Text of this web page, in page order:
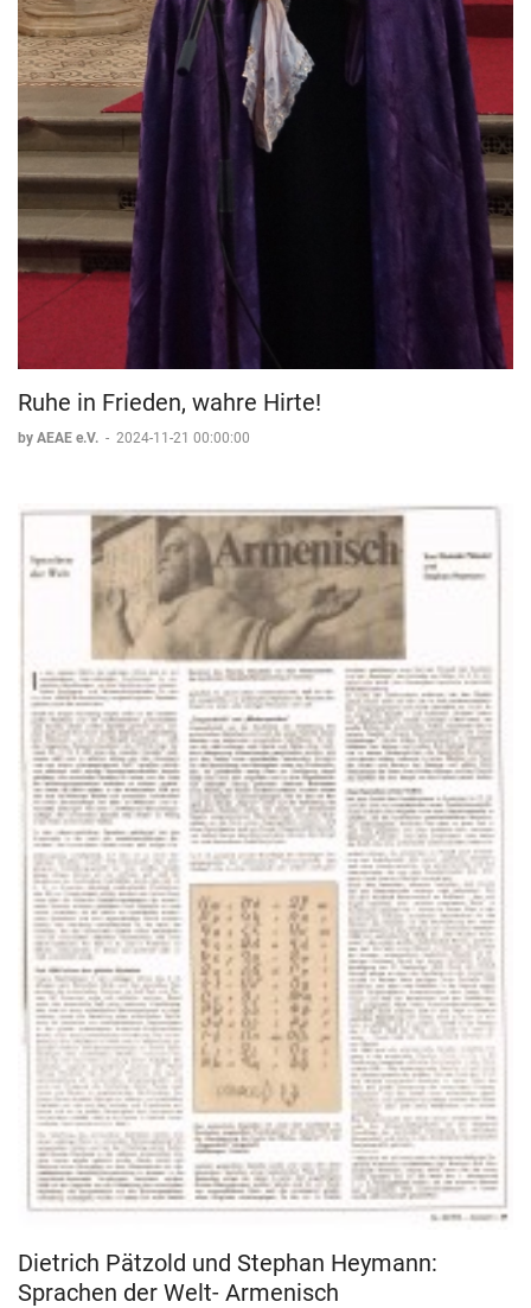
Nvard Amirkhanyan
Unterricht für Kunstmalerei und handwerkliche Arbeiten
Grigor Muradyan
Armenisch-Unterricht, Armenische Landeskunde
Armenisch-Lehrer, Lehrer für armenische Landeskunde
Ruhe in Frieden, wahre Hirte!
by AEAE e.V. - 2024-11-21 00:00:00
Dietrich Pätzold und Stephan Heymann:
Sprachen der Welt- Armenisch